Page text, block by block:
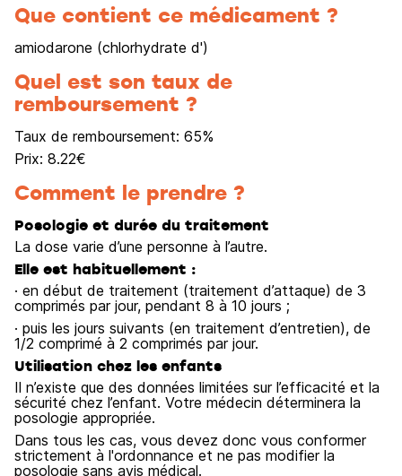
Que contient ce médicament ?
amiodarone (chlorhydrate d')
Quel est son taux de
remboursement ?
Taux de remboursement: 65%
Prix: 8.22€
Comment le prendre ?
Posologie et durée du traitement
La dose varie d’une personne à l’autre.
Elle est habituellement :
· en début de traitement (traitement d’attaque) de 3
comprimés par jour, pendant 8 à 10 jours ;
· puis les jours suivants (en traitement d’entretien), de
1/2 comprimé à 2 comprimés par jour.
Utilisation chez les enfants
Il n’existe que des données limitées sur l’efficacité et la
sécurité chez l’enfant. Votre médecin déterminera la
posologie appropriée.
Dans tous les cas, vous devez donc vous conformer
strictement à l'ordonnance et ne pas modifier la
posologie sans avis médical.